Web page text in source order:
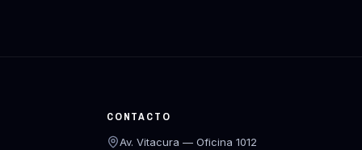
CONTACTO
Av. Vitacura — Oficina 1012